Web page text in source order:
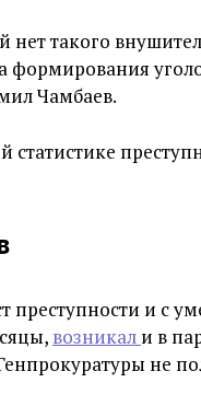
такого
формирования
Чамбаев.
преступности и с
возникал и в
не